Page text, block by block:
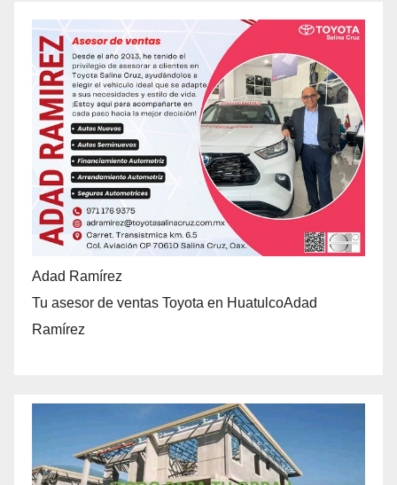
Adad Ramírez
Tu asesor de ventas Toyota en HuatulcoAdad
Ramírez